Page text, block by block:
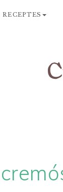
RECEPTES